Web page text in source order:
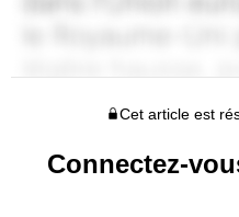
Cet article est
Connectez-